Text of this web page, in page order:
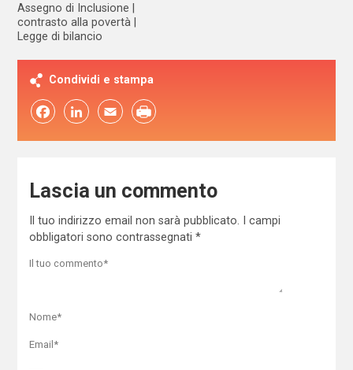
Assegno di Inclusione
contrasto alla povertà
Legge di bilancio
Condividi e stampa
FacebookLinkedIn Email
Lascia un commento
Il tuo indirizzo email non sarà pubblicato.
I campi
obbligatori sono contrassegnati *